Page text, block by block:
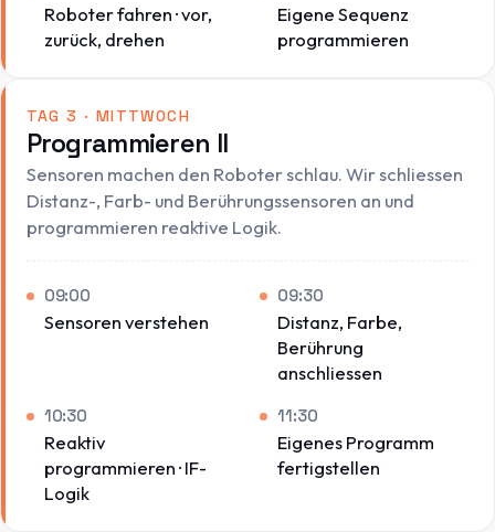
Roboter fahren · vor,
zurück, drehen
Eigene Sequenz
programmieren
TAG 3 · MITTWOCH
Programmieren II
Sensoren machen den Roboter schlau. Wir schliessen
Distanz-, Farb- und Berührungssensoren an und
programmieren reaktive Logik.
09:00
Sensoren verstehen
09:30
Distanz, Farbe,
Berührung
anschliessen
10:30
Reaktiv
programmieren · IF-
Logik
11:30
Eigenes Programm
fertigstellen